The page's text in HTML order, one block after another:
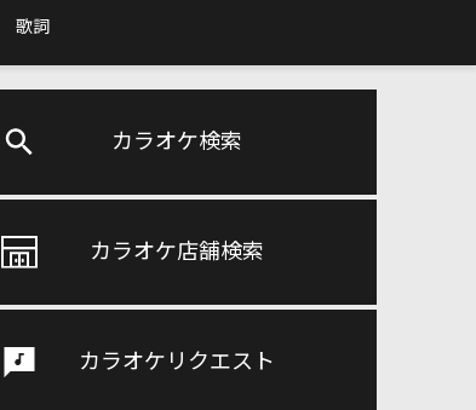
歌詞
カラオケ検索
カラオケ店舗検索
カラオケリクエスト